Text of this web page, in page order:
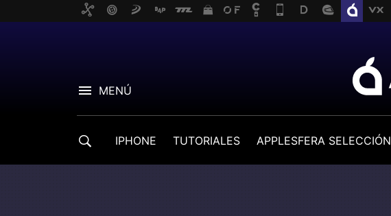
MENÚ
IPHONE TUTORIALES APPLESFERA SELECCIÓN